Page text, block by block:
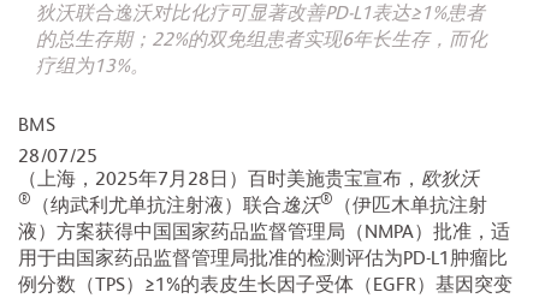
狄沃联合逸沃对比化疗可显著改善PD-L1表达≥1%患者
的总生存期；22%的双免组患者实现6年长生存，而化
疗组为13%。
BMS
28/07/25
（上海，2025年7月28日）百时美施贵宝宣布， 欧狄沃
® （纳武利尤单抗注射液）联合逸沃®
（伊匹木单抗注射
液）方案获得中国国家药品监督管理局（NMPA）批准，适
用于由国家药品监督管理局批准的检测评估为PD-L1肿瘤比
例分数（TPS）≥1%的表皮生长因子受体（EGFR）基因突变